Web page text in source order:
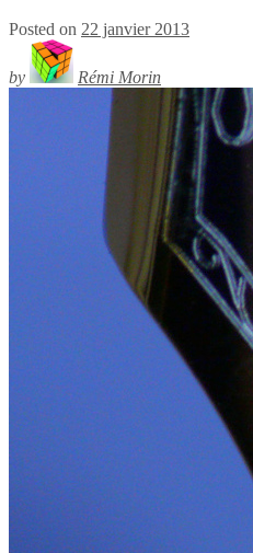
Posted on 22 janvier 2013
by Rémi Morin